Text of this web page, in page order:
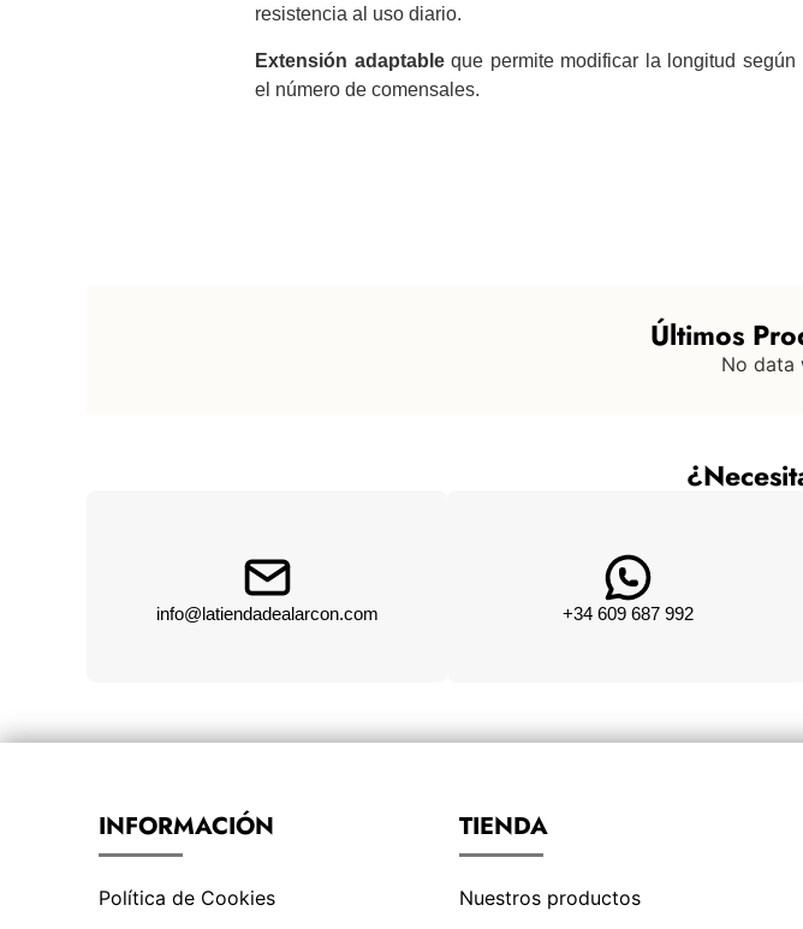
resistencia al uso diario.
Extensión adaptableque permite modificar la longitud según
el número de comensales.
Últimos
No data
info@latiendadealarcon.com +34 609 687 992
INFORMACIÓN
Política de Cookies
TIENDA
Nuestros productos